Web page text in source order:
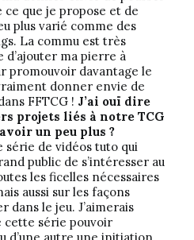
ce que je propose et de
plus varié comme des
La commu est très
d’ajouter ma pierre à
promouvoir davantage le
donner envie de
FFTCG ! J’ai ouï dire
projets liés à notre TCG
un peu plus ?
série de vidéos tuto qui
public de s’intéresser au
les ficelles nécessaires
aussi sur les façons
dans le jeu. J’aimerais
cette série pouvoir